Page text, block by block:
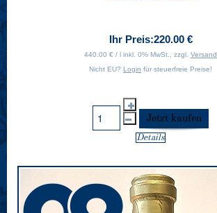
Ihr Preis:220.00 €
440.00 € / l inkl. 0% MwSt., zzgl. Versand
Nicht EU? Login für steuerfreie Preise!
Details